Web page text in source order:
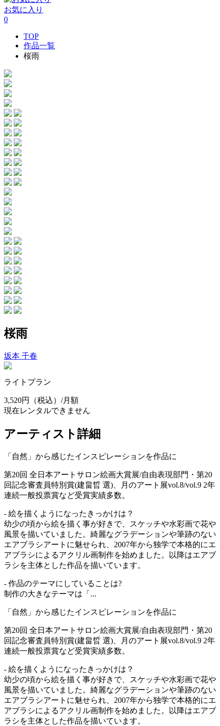
お気に入り
0
TOP
作品一覧
桜雨
桜雨
坂本 千春
ライトプラン
3,520円
（税込）/月額
現在レンタルできません
アーティスト詳細
「自然」から感じたインスピレーションを作品に
第20回 全日本アートサロン絵画大賞展/自由表現部門・第20
回記念審査員特別賞(建畠晢 選)、月のアート展vol.8/vol.9 2年
連続一般投票賞など受賞実績多数。
- 絵を描くようになったきっかけは？
幼少の頃から絵を描く事が好きで、スケッチや水彩画で花や
風景を描いていました。綺麗なグラデーションや筆跡のない
エアブラシアートに魅せられ、2007年から独学で本格的にエ
アブラシによるアクリル画制作を始めました。以降はエアブ
ラシを主体とした作品を描いています。
- 作品のテーマにしていることは?
制作の大きなテーマは「...
「自然」から感じたインスピレーションを作品に
第20回 全日本アートサロン絵画大賞展/自由表現部門・第20
回記念審査員特別賞(建畠晢 選)、月のアート展vol.8/vol.9 2年
連続一般投票賞など受賞実績多数。
- 絵を描くようになったきっかけは？
幼少の頃から絵を描く事が好きで、スケッチや水彩画で花や
風景を描いていました。綺麗なグラデーションや筆跡のない
エアブラシアートに魅せられ、2007年から独学で本格的にエ
アブラシによるアクリル画制作を始めました。以降はエアブ
ラシを主体とした作品を描いています。